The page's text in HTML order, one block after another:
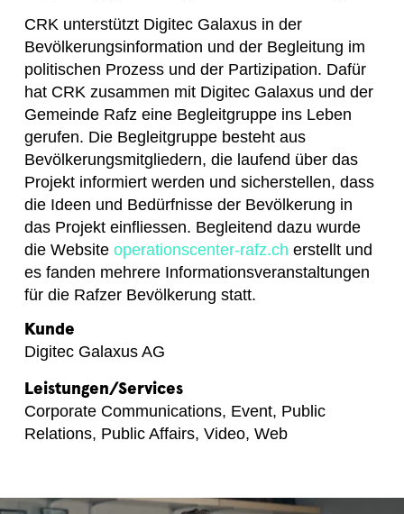
CRK unterstützt Digitec Galaxus in der
Bevölkerungsinformation und der Begleitung im
politischen Prozess und der Partizipation. Dafür
hat CRK zusammen mit Digitec Galaxus und der
Gemeinde Rafz eine Begleitgruppe ins Leben
gerufen. Die Begleitgruppe besteht aus
Bevölkerungsmitgliedern, die laufend über das
Projekt informiert werden und sicherstellen, dass
die Ideen und Bedürfnisse der Bevölkerung in
das Projekt einfliessen. Begleitend dazu wurde
die Websiteoperationscenter-rafz.ch erstellt und
es fanden mehrere Informationsveranstaltungen
für die Rafzer Bevölkerung statt.
Kunde
Digitec Galaxus AG
Leistungen/Services
Corporate Communications, Event, Public
Relations, Public Affairs, Video, Web